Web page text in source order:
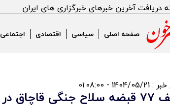
دریافت آخرین خبرهای خبرگزاری های ایران
صفحه اصلی سیاسی اقتصادی اجتماعی
21 - 01:08:00
ایرانشهر